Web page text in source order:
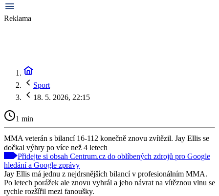
Reklama
Sport
18. 5. 2026, 22:15
1 min
MMA veterán s bilancí 16-112 konečně znovu zvítězil. Jay Ellis se
dočkal výhry po více než 4 letech
Přidejte si obsah Centrum.cz do oblíbených zdrojů pro Google
hledání a Google zprávy
Jay Ellis má jednu z nejdrsnějších bilancí v profesionálním MMA.
Po letech porážek ale znovu vyhrál a jeho návrat na vítěznou vlnu se
rychle rozšířil mezi fanoušky.